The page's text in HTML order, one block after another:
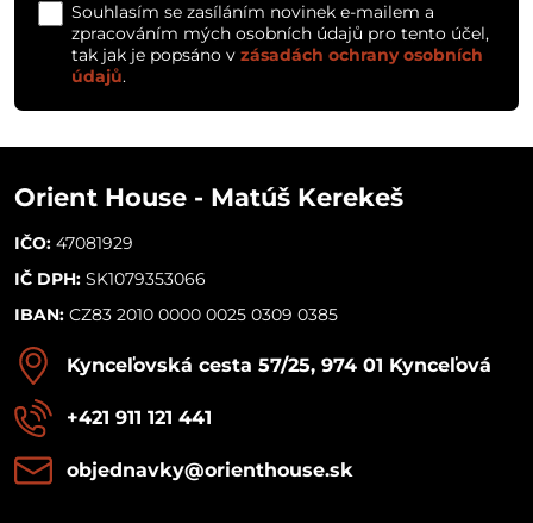
Souhlasím se zasíláním novinek e-mailem a
zpracováním mých osobních údajů pro tento účel,
tak jak je popsáno v zásadách ochrany osobních
údajů.
Orient House - Matúš Kerekeš
IČO: 47081929
IČ DPH: SK1079353066
IBAN: CZ83 2010 0000 0025 0309 0385
Kynceľovská cesta 57/25, 974 01 Kynceľová
+421 911 121 441
objednavky​@orienthouse​.sk